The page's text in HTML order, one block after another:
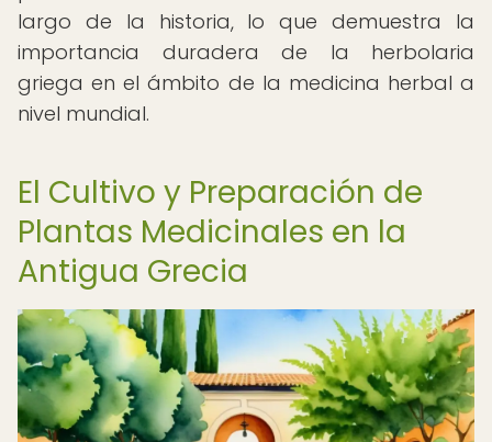
largo de la historia, lo que demuestra la
importancia duradera de la herbolaria
griega en el ámbito de la medicina herbal a
nivel mundial.
El Cultivo y Preparación de
Plantas Medicinales en la
Antigua Grecia